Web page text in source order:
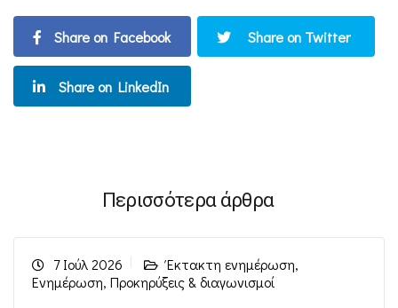
Share on Facebook Share on Twitter
Share on LinkedIn
Περισσότερα άρθρα
7 Ιούλ 2026 Έκτακτη ενημέρωση,
Ενημέρωση, Προκηρύξεις & διαγωνισμοί